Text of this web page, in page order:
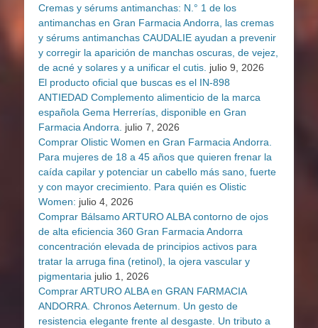
Cremas y sérums antimanchas: N.° 1 de los
antimanchas en Gran Farmacia Andorra, las cremas
y sérums antimanchas CAUDALIE ayudan a prevenir
y corregir la aparición de manchas oscuras, de vejez,
de acné y solares y a unificar el cutis. julio 9, 2026
El producto oficial que buscas es el IN-898
ANTIEDAD Complemento alimenticio de la marca
española Gema Herrerías, disponible en Gran
Farmacia Andorra. julio 7, 2026
Comprar Olistic Women en Gran Farmacia Andorra.
Para mujeres de 18 a 45 años que quieren frenar la
caída capilar y potenciar un cabello más sano, fuerte
y con mayor crecimiento. Para quién es Olistic
Women: julio 4, 2026
Comprar Bálsamo ARTURO ALBA contorno de ojos
de alta eficiencia 360 Gran Farmacia Andorra
concentración elevada de principios activos para
tratar la arruga fina (retinol), la ojera vascular y
pigmentaria julio 1, 2026
Comprar ARTURO ALBA en GRAN FARMACIA
ANDORRA. Chronos Aeternum. Un gesto de
resistencia elegante frente al desgaste. Un tributo a